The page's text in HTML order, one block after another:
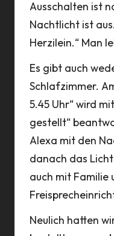
Ausschalten ist
Nachtlicht ist
Herzilein.“ Man
Es gibt auch
Schlafzimmer.
5.45 Uhr“ wird
gestellt“
Alexa mit den
danach das
auch mit Familie
Neulich hatten